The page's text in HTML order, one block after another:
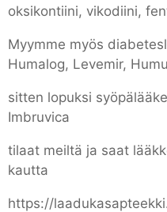
oksikontiini, vikodiini,
Myymme myös
Humalog, Levemir,
sitten lopuksi
Imbruvica
tilaat meiltä ja saat
kautta
https://